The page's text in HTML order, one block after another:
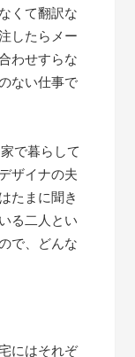
くて翻訳な
したらメー
わせすらな
ない仕事で
で暮らして
ザイナの夫
たまに聞き
る二人とい
で、どんな
にはそれぞ